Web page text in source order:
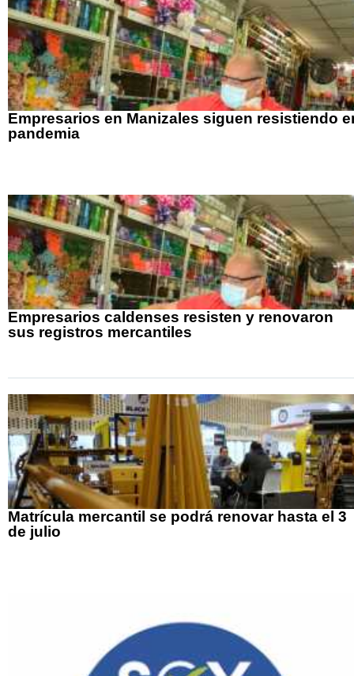
Empresarios en Manizales siguen resistiendo
pandemia
Empresarios caldenses resisten y renovaron
sus registros mercantiles
Matrícula mercantil se podrá renovar hasta el 3
de julio